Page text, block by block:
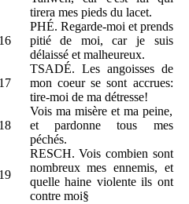
tirera mes pieds du lacet.
16
PHÉ. Regarde-moi et prends
pitié de moi, car je suis
délaissé et malheureux.
17
TSADÉ. Les angoisses de
mon coeur se sont accrues:
tire-moi de ma détresse!
18
Vois ma misère et ma peine,
et pardonne tous mes
péchés.
19
RESCH. Vois combien sont
nombreux mes ennemis, et
quelle haine violente ils ont
contre moi§